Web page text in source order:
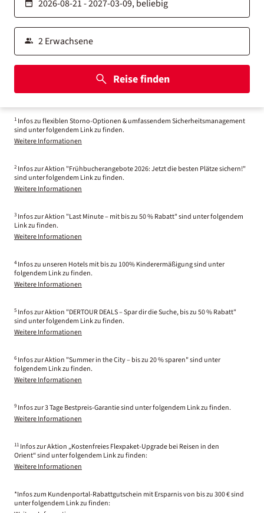
Reise finden
1 Infos zu flexiblen Storno-Optionen & umfassendem Sicherheitsmanagement
sind unter folgendem Link zu finden.
Weitere Informationen
2 Infos zur Aktion "Frühbucherangebote 2026: Jetzt die besten Plätze sichern!"
sind unter folgendem Link zu finden.
Weitere Informationen
3 Infos zur Aktion "Last Minute – mit bis zu 50 % Rabatt" sind unter folgendem
Link zu finden.
Weitere Informationen
4 Infos zu unseren Hotels mit bis zu 100% Kinderermäßigung sind unter
folgendem Link zu finden.
Weitere Informationen
5 Infos zur Aktion "DERTOUR DEALS – Spar dir die Suche, bis zu 50 % Rabatt"
sind unter folgendem Link zu finden.
Weitere Informationen
6 Infos zur Aktion "Summer in the City – bis zu 20 % sparen" sind unter
folgendem Link zu finden.
Weitere Informationen
9 Infos zur 3 Tage Bestpreis-Garantie sind unter folgendem Link zu finden.
Weitere Informationen
11 Infos zur Aktion „Kostenfreies Flexpaket-Upgrade bei Reisen in den
Orient“ sind unter folgendem Link zu finden:
Weitere Informationen
*Infos zum Kundenportal-Rabattgutschein mit Ersparnis von bis zu 300 € sind
unter folgendem Link zu finden: